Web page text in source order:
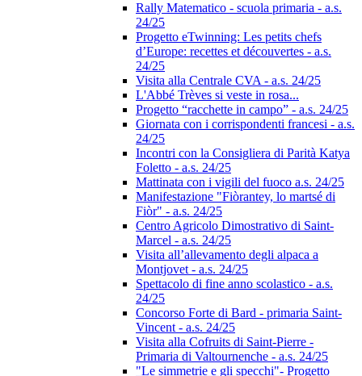
Rally Matematico - scuola primaria - a.s.
24/25
Progetto eTwinning: Les petits chefs
d’Europe: recettes et découvertes - a.s.
24/25
Visita alla Centrale CVA - a.s. 24/25
L'Abbé Trèves si veste in rosa...
Progetto “racchette in campo” - a.s. 24/25
Giornata con i corrispondenti francesi - a.s.
24/25
Incontri con la Consigliera di Parità Katya
Foletto - a.s. 24/25
Mattinata con i vigili del fuoco a.s. 24/25
Manifestazione "Fiòrantey, lo martsé di
Fiòr" - a.s. 24/25
Centro Agricolo Dimostrativo di Saint-
Marcel - a.s. 24/25
Visita all’allevamento degli alpaca a
Montjovet - a.s. 24/25
Spettacolo di fine anno scolastico - a.s.
24/25
Concorso Forte di Bard - primaria Saint-
Vincent - a.s. 24/25
Visita alla Cofruits di Saint-Pierre -
Primaria di Valtournenche - a.s. 24/25
"Le simmetrie e gli specchi"- Progetto